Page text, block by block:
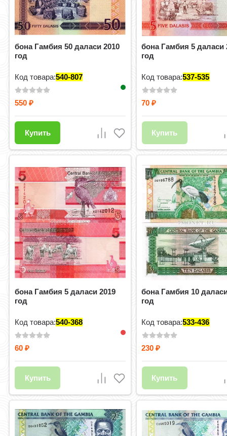
бона Гамбия 50 даласи 2010
год
Код товара:540-807
550₽
Купить
бона Гамбия 5 даласи
год
Код товара:537-535
70₽
Купить
бона Гамбия 5 даласи 2019
год
Код товара:540-368
60₽
Купить
бона Гамбия 10
год
Код товара:533-436
230₽
Купить